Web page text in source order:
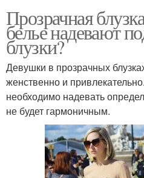
Прозрачная
белье надевают
блузки?
Девушки в прозрачных
женственно и
необходимо надевать
не будет гармоничным.